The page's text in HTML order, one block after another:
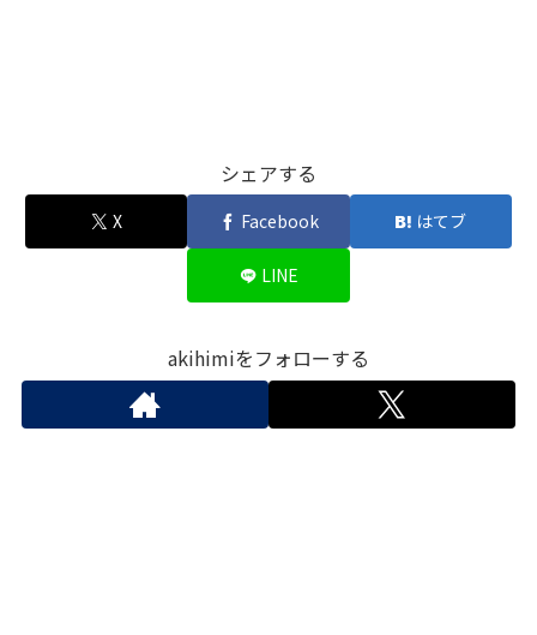
シェアする
X Facebook はてブ
LINE
akihimiをフォローする